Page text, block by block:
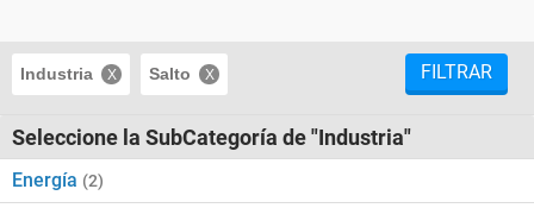
Industria Salto FILTRAR
Seleccione la SubCategoría de "Industria"
Energía (2)